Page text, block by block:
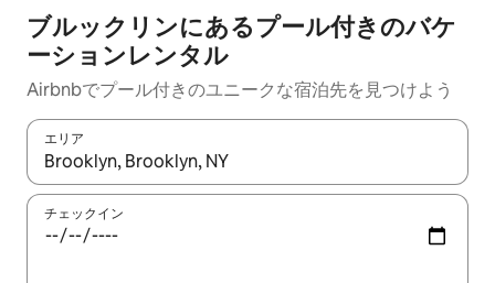
ブルックリンにあるプール付きのバケ
ーションレンタル
Airbnbでプール付きのユニークな宿泊先を見つけよう
エリア
検索結果が表示されたら、上下の矢印キーを使って移動するか
チェックイン